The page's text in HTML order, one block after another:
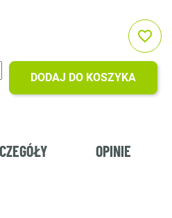
DODAJ DO KOSZYKA
favorite_border
OPINIE